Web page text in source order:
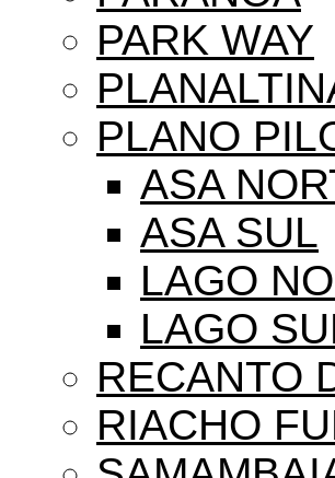
PARK WAY
PLANO
ASA
ASA SUL
LAGO
LAGO
RECANTO
RIACHO